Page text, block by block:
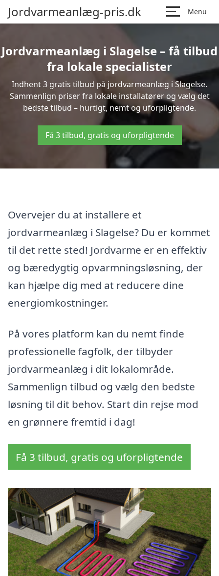
Jordvarmeanlæg-pris.dk Menu
Jordvarmeanlæg i Slagelse – få tilbud
fra lokale specialister
Indhent 3 gratis tilbud på jordvarmeanlæg i Slagelse.
Sammenlign priser fra lokale installatører og vælg det
bedste tilbud – hurtigt, nemt og uforpligtende.
Få 3 tilbud, gratis og uforpligtende
Overvejer du at installere et
jordvarmeanlæg i Slagelse? Du er kommet
til det rette sted! Jordvarme er en effektiv
og bæredygtig opvarmningsløsning, der
kan hjælpe dig med at reducere dine
energiomkostninger.
På vores platform kan du nemt finde
professionelle fagfolk, der tilbyder
jordvarmeanlæg i dit lokalområde.
Sammenlign tilbud og vælg den bedste
løsning til dit behov. Start din rejse mod
en grønnere fremtid i dag!
Få 3 tilbud, gratis og uforpligtende